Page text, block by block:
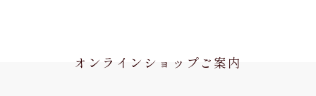
オンラインショップご案内